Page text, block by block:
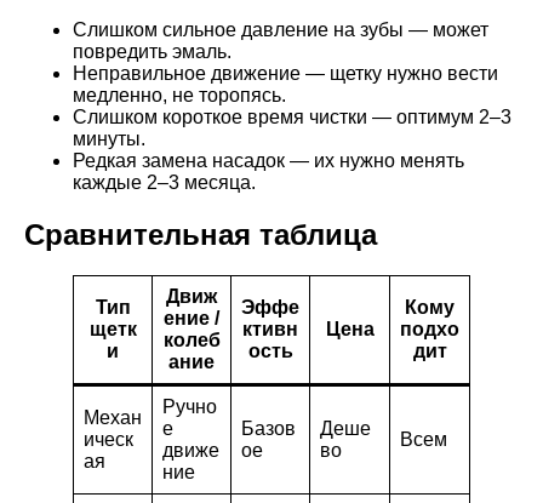
Слишком сильное давление на зубы — может
повредить эмаль.
Неправильное движение — щетку нужно вести
медленно, не торопясь.
Слишком короткое время чистки — оптимум 2–3
минуты.
Редкая замена насадок — их нужно менять
каждые 2–3 месяца.
Сравнительная таблица
Тип
щетк
и
Движ
ение /
колеб
ание
Эффе
ктивн
ость
Цена
Кому
подхо
дит
Механ
ическ
ая
Ручно
е
движе
ние
Базов
ое
Деше
во
Всем